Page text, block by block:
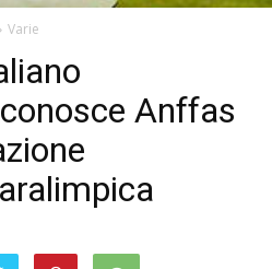
Varie
Anffas